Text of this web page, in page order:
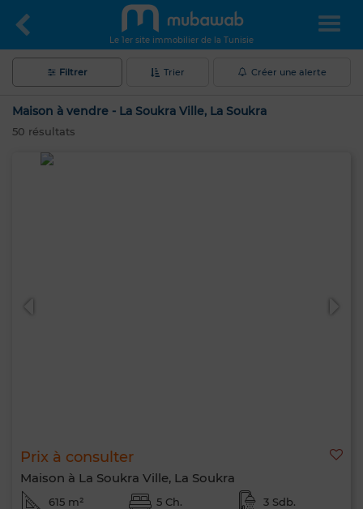
Le 1er site immobilier de la Tunisie
Filtrer Trier Créer une alerte
Maison à vendre - La Soukra Ville, La Soukra
50 résultats
Prix à consulter
Maison à La Soukra Ville, La Soukra
615 m² 5 Ch. 3 Sdb.